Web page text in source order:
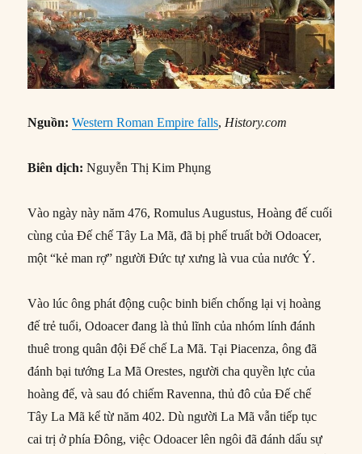
Nguồn:Western Roman Empire falls,History.com
Biên dịch: Nguyễn Thị Kim Phụng
Vào ngày này năm 476, Romulus Augustus, Hoàng đế cuối
cùng của Đế chế Tây La Mã, đã bị phế truất bởi Odoacer,
một “kẻ man rợ” người Đức tự xưng là vua của nước Ý.
Vào lúc ông phát động cuộc binh biến chống lại vị hoàng
đế trẻ tuổi, Odoacer đang là thủ lĩnh của nhóm lính đánh
thuê trong quân đội Đế chế La Mã. Tại Piacenza, ông đã
đánh bại tướng La Mã Orestes, người cha quyền lực của
hoàng đế, và sau đó chiếm Ravenna, thủ đô của Đế chế
Tây La Mã kể từ năm 402. Dù người La Mã vẫn tiếp tục
cai trị ở phía Đông, việc Odoacer lên ngôi đã đánh dấu sự